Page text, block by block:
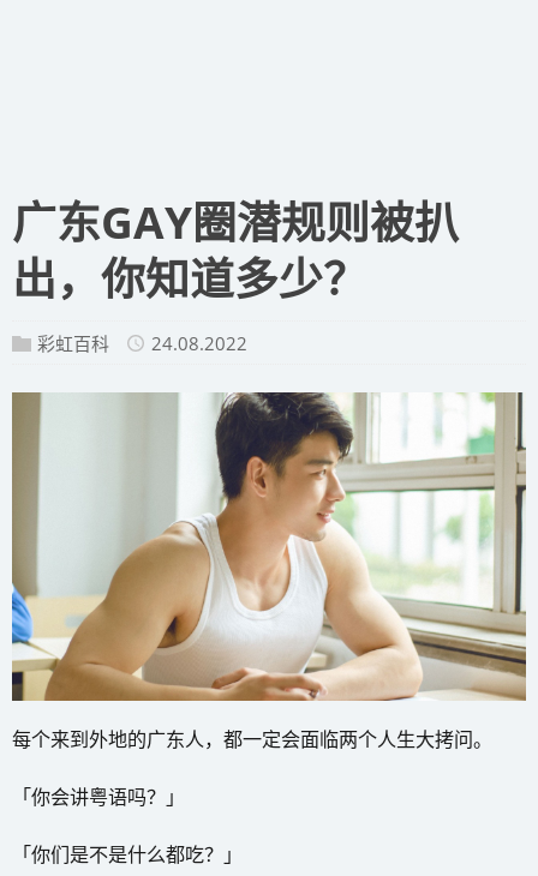
广东GAY圈潜规则被扒
出，你知道多少？
彩虹百科 24.08.2022
每个来到外地的广东人，都一定会面临两个人生大拷问。
「你会讲粤语吗？」
「你们是不是什么都吃？」